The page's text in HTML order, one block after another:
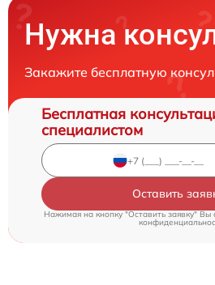
Нужна
Закажите бесплатную
Бесплатная
специалистом
Оставить
Нажимая на кнопку "Оставить заявку" Вы